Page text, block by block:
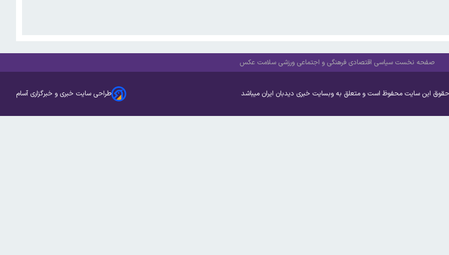
صفحه نخست سیاسی اقتصادی فرهنگی و اجتماعی ورزشی سلامت عکس
این سایت محفوظ است و متعلق به وبسایت خبری دیدبان ایران میباشد طراحی سایت خبری و خبرگزاری آسام